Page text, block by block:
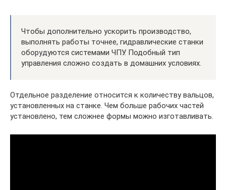
Чтобы дополнительно ускорить производство,
выполнять работы точнее, гидравлические станки
оборудуются системами ЧПУ. Подобный тип
управления сложно создать в домашних условиях.
Отдельное разделение относится к количеству вальцов,
установленных на станке. Чем больше рабочих частей
установлено, тем сложнее формы можно изготавливать.